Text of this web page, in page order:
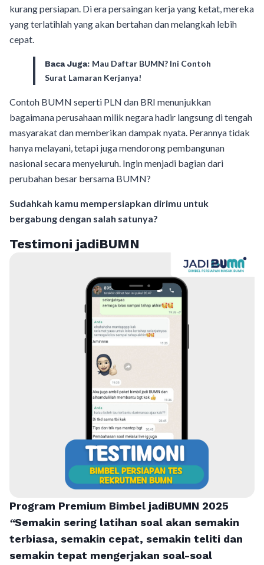
kurang persiapan. Di era persaingan kerja yang ketat, mereka
yang terlatihlah yang akan bertahan dan melangkah lebih
cepat.
Baca Juga: Mau Daftar BUMN? Ini Contoh
Surat Lamaran Kerjanya!
Contoh BUMN seperti PLN dan BRI menunjukkan
bagaimana perusahaan milik negara hadir langsung di tengah
masyarakat dan memberikan dampak nyata. Perannya tidak
hanya melayani, tetapi juga mendorong pembangunan
nasional secara menyeluruh. Ingin menjadi bagian dari
perubahan besar bersama BUMN?
Sudahkah kamu mempersiapkan dirimu untuk
bergabung dengan salah satunya?
Testimoni jadiBUMN
Program Premium Bimbel jadiBUMN 2025
“Semakin sering latihan soal akan semakin
terbiasa, semakin cepat, semakin teliti dan
semakin tepat mengerjakan soal-soal